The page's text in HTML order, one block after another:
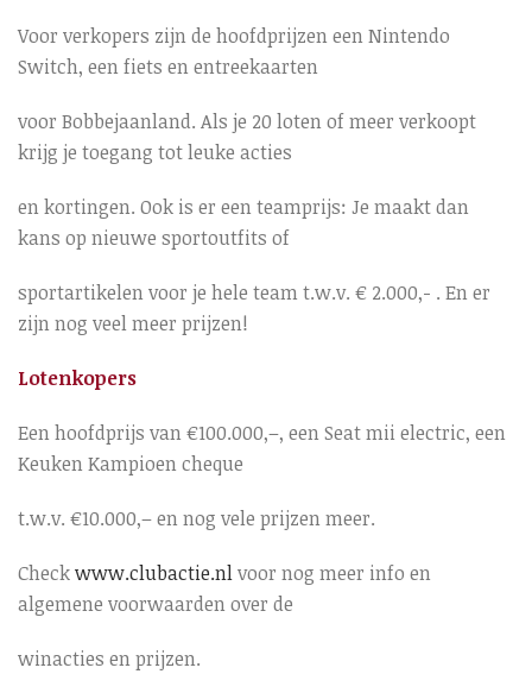
Voor verkopers zijn de hoofdprijzen een Nintendo
Switch, een fiets en entreekaarten
voor Bobbejaanland. Als je 20 loten of meer verkoopt
krijg je toegang tot leuke acties
en kortingen. Ook is er een teamprijs: Je maakt dan
kans op nieuwe sportoutfits of
sportartikelen voor je hele team t.w.v. € 2.000,- . En er
zijn nog veel meer prijzen!
Lotenkopers
Een hoofdprijs van €100.000,–, een Seat mii electric, een
Keuken Kampioen cheque
t.w.v. €10.000,– en nog vele prijzen meer.
Checkwww.clubactie.nlvoor nog meer info en
algemene voorwaarden over de
winacties en prijzen.